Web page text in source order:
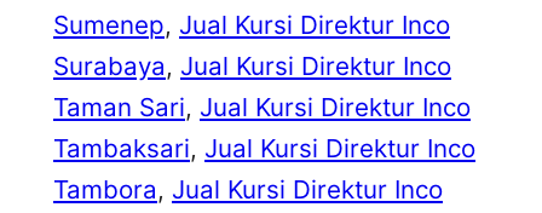
Sumenep, Jual Kursi Direktur Inco
Surabaya, Jual Kursi Direktur Inco
Taman Sari, Jual Kursi Direktur Inco
Tambaksari, Jual Kursi Direktur Inco
Tambora, Jual Kursi Direktur Inco